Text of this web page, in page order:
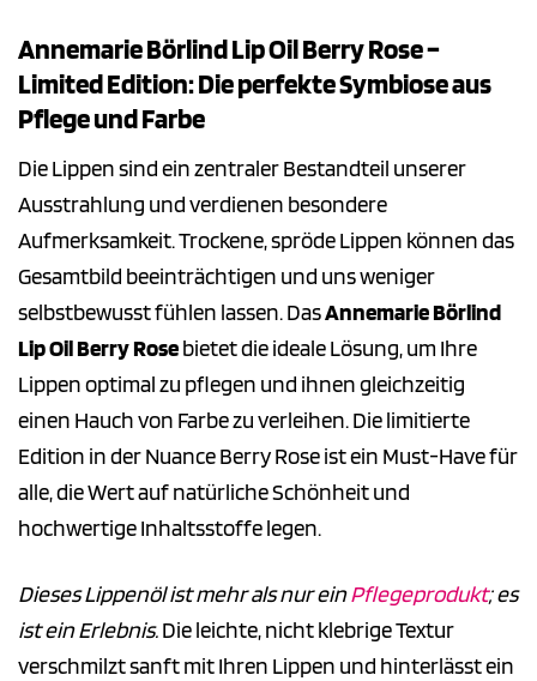
Annemarie Börlind Lip Oil Berry Rose –
Limited Edition: Die perfekte Symbiose aus
Pflege und Farbe
Die Lippen sind ein zentraler Bestandteil unserer
Ausstrahlung und verdienen besondere
Aufmerksamkeit. Trockene, spröde Lippen können das
Gesamtbild beeinträchtigen und uns weniger
selbstbewusst fühlen lassen. DasAnnemarie Börlind
Lip Oil Berry Rosebietet die ideale Lösung, um Ihre
Lippen optimal zu pflegen und ihnen gleichzeitig
einen Hauch von Farbe zu verleihen. Die limitierte
Edition in der Nuance Berry Rose ist ein Must-Have für
alle, die Wert auf natürliche Schönheit und
hochwertige Inhaltsstoffe legen.
Dieses Lippenöl ist mehr als nur einPflegeprodukt; es
ist ein Erlebnis.Die leichte, nicht klebrige Textur
verschmilzt sanft mit Ihren Lippen und hinterlässt ein